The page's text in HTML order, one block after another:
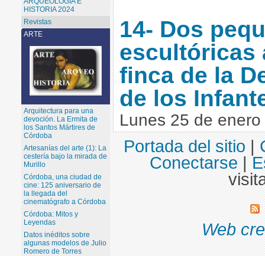
14- Dos
escultóricas
finca de la
de los
Lunes 25 de
ARTE
Arquitectura para una
devoción. La Ermita de
los Santos Mártires de
Córdoba
Artesanías del arte (1): La
cestería bajo la mirada de
Murillo
Córdoba, una ciudad de
cine: 125 aniversario de
la llegada del
cinematógrafo a Córdoba
Córdoba: Mitos y
Leyendas
Datos inéditos sobre
algunas modelos de Julio
Romero de Torres
HISTORIA 2024
Revistas
Portada del sitio|
Conectarse|
Web